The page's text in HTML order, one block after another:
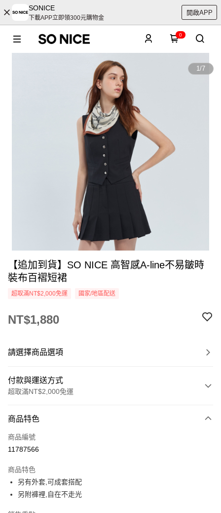
SONICE
下載APP立即領300元購物金
開啟APP
0
1/7
【追加到貨】SO NICE 高智感A-line不易皺時
裝布百褶短裙
超取滿NT$2,000免運 國家/地區配送
NT$1,880
請選擇商品選項
付款與運送方式
超取滿NT$2,000免運
信用卡一次付款
超商取貨付款
Apple Pay
Google Pay
商品特色
商品編號
11787566
商品特色
另有外套,可成套搭配
另附褲裡,自在不走光